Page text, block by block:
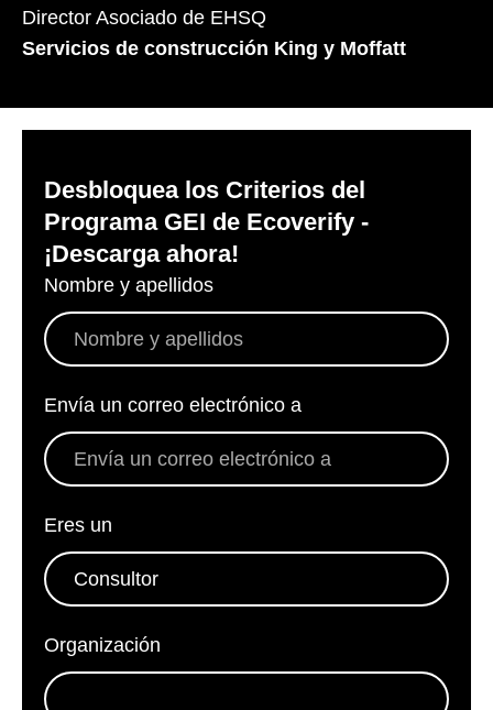
Director Asociado de EHSQ
Servicios de construcción King y Moffatt
Desbloquea los Criterios del
Programa GEI de Ecoverify -
¡Descarga ahora!
Nombre y apellidos
Envía un correo electrónico a
Eres un
Organización